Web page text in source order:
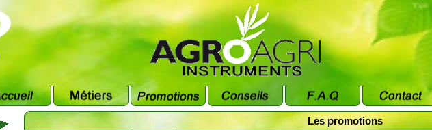
Les promotions